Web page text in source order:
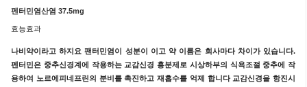
펜터민염산염 37.5mg
효능효과
나비약이라고 하지요 팬터민염이 성분이 이고 약 이름은 회사마다 차이가 있습니다.
펜터민은 중추신경계에 작용하는 교감신경 흥분제로 시상하부의 식욕조절 중추에 작
용하여 노르에피네프린의 분비를 촉진하고 재흡수를 억제 합니다 교감신경을 항진시